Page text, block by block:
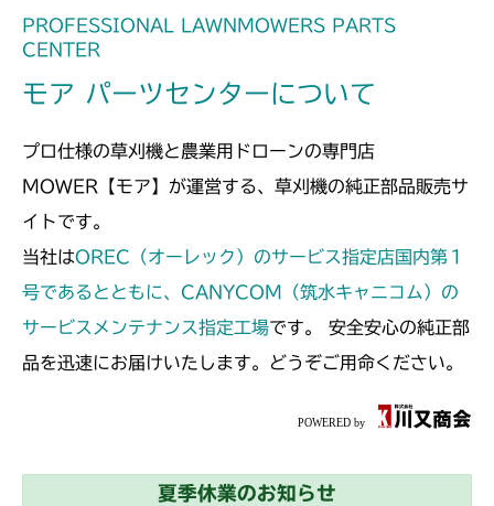
ミッション FIG4 アクスル
CMX2404HC/V/S
CMX2502
ミッション FIG4 アクスル
CMX2506RC
ミッション FIG4 アクスル
CMX2508YC/YCS
PROFESSIONAL LAWNMOWERS PARTS
CENTER
モア パーツセンターについて
プロ仕様の草刈機と農業用ドローンの専門店
MOWER【モア】が運営する、草刈機の純正部品販売サ
イトです。
当社はOREC（オーレック）のサービス指定店国内第１
号であるとともに、CANYCOM（筑水キャニコム）の
サービスメンテナンス指定工場です。 安全安心の純正部
品を迅速にお届けいたします。どうぞご用命ください。
夏季休業のお知らせ